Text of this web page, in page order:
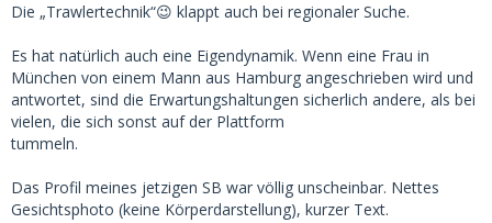
Die „Trawlertechnik“😉 klappt auch bei regionaler Suche.
Es hat natürlich auch eine Eigendynamik. Wenn eine Frau in
München von einem Mann aus Hamburg angeschrieben wird und
antwortet, sind die Erwartungshaltungen sicherlich andere, als bei
vielen, die sich sonst auf der Plattform
tummeln.
Das Profil meines jetzigen SB war völlig unscheinbar. Nettes
Gesichtsphoto (keine Körperdarstellung), kurzer Text.